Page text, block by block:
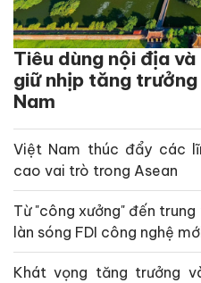
Tiêu dùng nội địa
giữ nhịp tăng
Nam
Việt Nam thúc đẩy các
cao vai trò trong Asean
Từ "công xưởng" đến
làn sóng FDI công nghệ
Khát vọng tăng trưởng